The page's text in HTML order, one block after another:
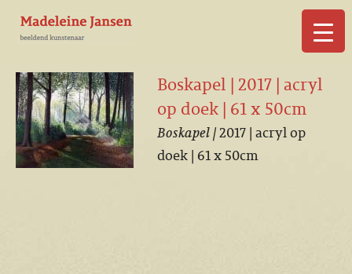
Boskapel | 2017 | acryl
op doek | 61 x 50cm
Boskapel |2017 | acryl op
doek | 61 x 50cm
▼